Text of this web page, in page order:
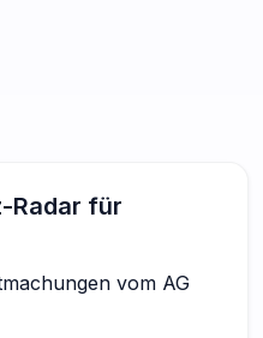
Radar für
vom AG